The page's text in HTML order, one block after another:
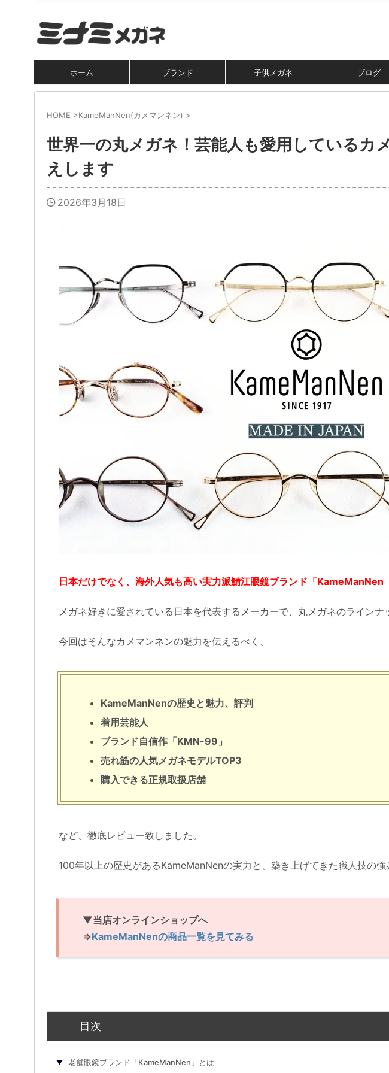
ホーム ブランド 子供メガネ ブログ
HOME >KameManNen(カメマンネン) >
世界一の丸メガネ！芸能人も愛用しているカ
えします
2026年3月18日
日本だけでなく、海外人気も高い実力派鯖江眼鏡ブランド「KameManNen
メガネ好きに愛されている日本を代表するメーカーで、丸メガネのラインナ
今回はそんなカメマンネンの魅力を伝えるべく、
KameManNenの歴史と魅力、評判
着用芸能人
ブランド自信作「KMN-99」
売れ筋の人気メガネモデルTOP3
購入できる正規取扱店舗
など、徹底レビュー致しました。
100年以上の歴史があるKameManNenの実力と、築き上げてきた職人技の強
▼当店オンラインショップへ
⇒KameManNenの商品一覧を見てみる
目次
老舗眼鏡ブランド「KameManNen」とは